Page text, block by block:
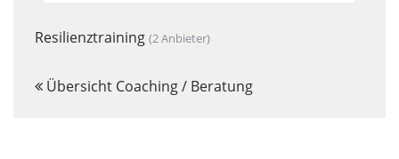
Resilienztraining (2 Anbieter)
Übersicht Coaching / Beratung